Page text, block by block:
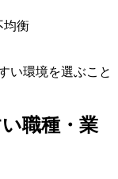
均衡
い環境を選ぶこと
職種・業